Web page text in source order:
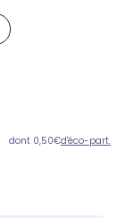
dont 0,50€d'éco-part.